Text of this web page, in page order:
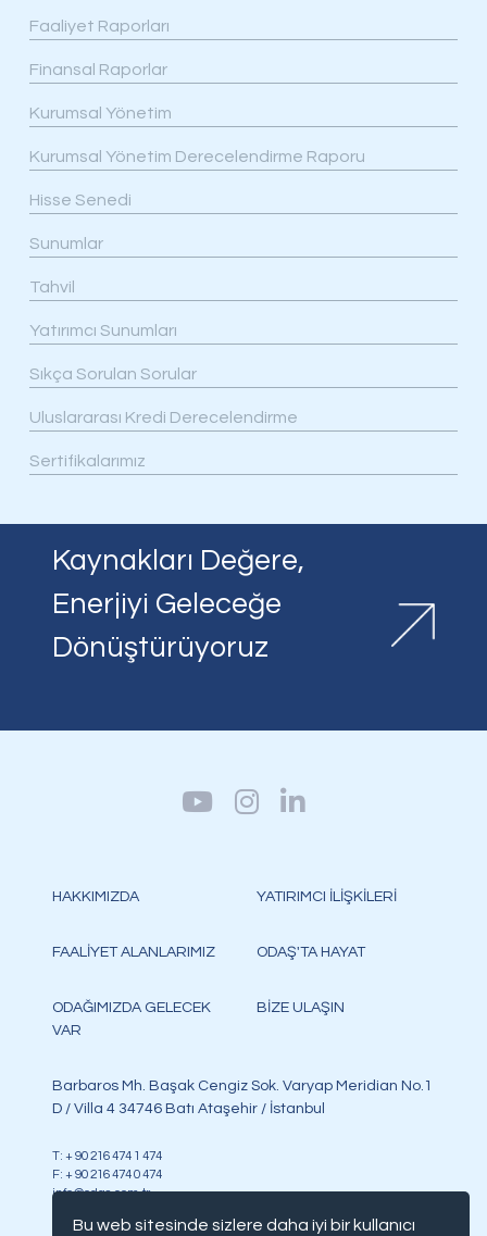
Bu web sitesinde sizlere daha iyi bir kullanıcı
Faaliyet Raporları
Finansal Raporlar
Kurumsal Yönetim
Kurumsal Yönetim Derecelendirme Raporu
Hisse Senedi
Sunumlar
Tahvil
Yatırımcı Sunumları
Sıkça Sorulan Sorular
Uluslararası Kredi Derecelendirme
Sertifikalarımız
Kaynakları Değere,
Enerjiyi Geleceğe
Dönüştürüyoruz
HAKKIMIZDA
FAALİYET ALANLARIMIZ
ODAĞIMIZDA GELECEK
VAR
YATIRIMCI İLİŞKİLERİ
ODAŞ'TA HAYAT
BİZE ULAŞIN
Barbaros Mh. Başak Cengiz Sok. Varyap Meridian No.1
D / Villa 4 34746 Batı Ataşehir / İstanbul
T: + 90 216 474 1 474
F: + 90 216 474 0 474
info@odas.com.tr